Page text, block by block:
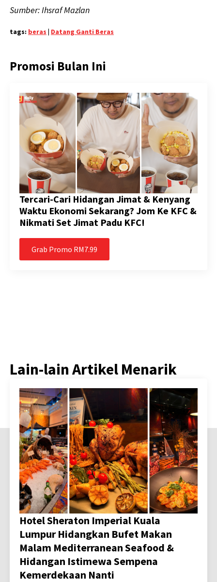
Sumber: Ihsraf Mazlan
tags: beras Datang Ganti Beras
Promosi Bulan Ini
Tercari-Cari Hidangan Jimat & Kenyang
Waktu Ekonomi Sekarang? Jom Ke KFC &
Nikmati Set Jimat Padu KFC!
Grab Promo RM7.99
Lain-lain Artikel Menarik
Hotel Sheraton Imperial Kuala
Lumpur Hidangkan Bufet Makan
Malam Mediterranean Seafood &
Hidangan Istimewa Sempena
Kemerdekaan Nanti